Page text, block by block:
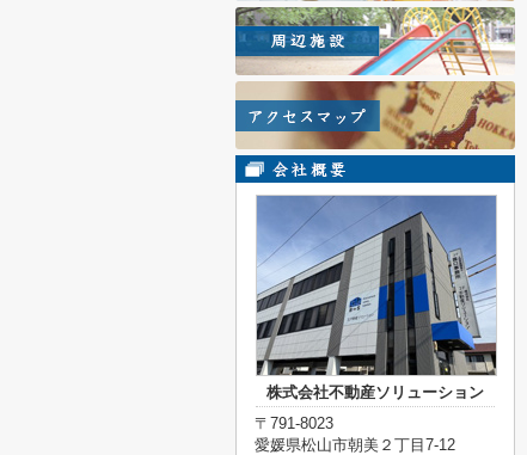
株式会社不動産ソリューション
〒791-8023
愛媛県松山市朝美２丁目7-12